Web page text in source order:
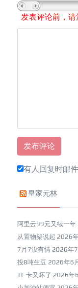
发表评论前，
有人回复时邮
皇家元林
阿里云99元又续一年
从置物架说起 2026
7月7没有情 2026年
投8吨生豆 2026年6
TF 卡又坏了 2026年